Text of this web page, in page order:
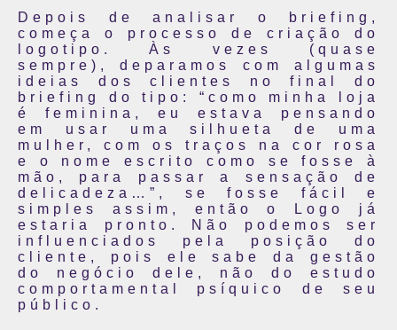
Depois de analisar o briefing,
começa o processo de criação do
logotipo. Às vezes (quase
sempre), deparamos com algumas
ideias dos clientes no final do
briefing do tipo: “como minha loja
é feminina, eu estava pensando
em usar uma silhueta de uma
mulher, com os traços na cor rosa
e o nome escrito como se fosse à
mão, para passar a sensação de
delicadeza…”, se fosse fácil e
simples assim, então o Logo já
estaria pronto. Não podemos ser
influenciados pela posição do
cliente, pois ele sabe da gestão
do negócio dele, não do estudo
comportamental psíquico de seu
público.